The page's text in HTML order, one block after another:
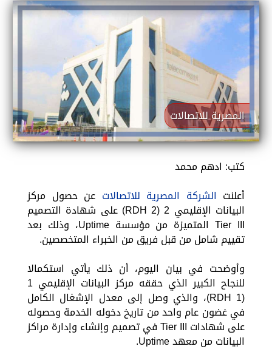
المصرية للاتصالات
كتب: ادهم محمد
أعلنت الشركة المصرية للاتصالات عن حصول مركز
البيانات الإقليمي 2 (RDH 2) على شهادة التصميم
Tier III المتميزة من مؤسسة Uptime، وذلك بعد
تقييم شامل من قبل فريق من الخبراء المتخصصين.
وأوضحت في بيان اليوم، أن ذلك يأتي استكمالا
للنجاح الكبير الذي حققه مركز البيانات الإقليمي 1
(RDH 1)، والذي وصل إلى معدل الإشغال الكامل
في غضون عام واحد من تاريخ دخوله الخدمة وحصوله
على شهادات Tier III في تصميم وإنشاء وإدارة مراكز
البيانات من معهد Uptime.